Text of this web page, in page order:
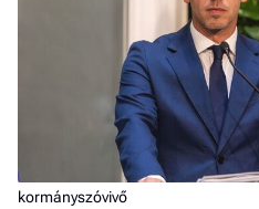
kormányszóvivő